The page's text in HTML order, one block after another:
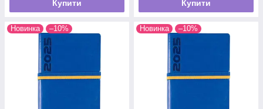
Купити Купити
Новинка –10% Новинка –10%